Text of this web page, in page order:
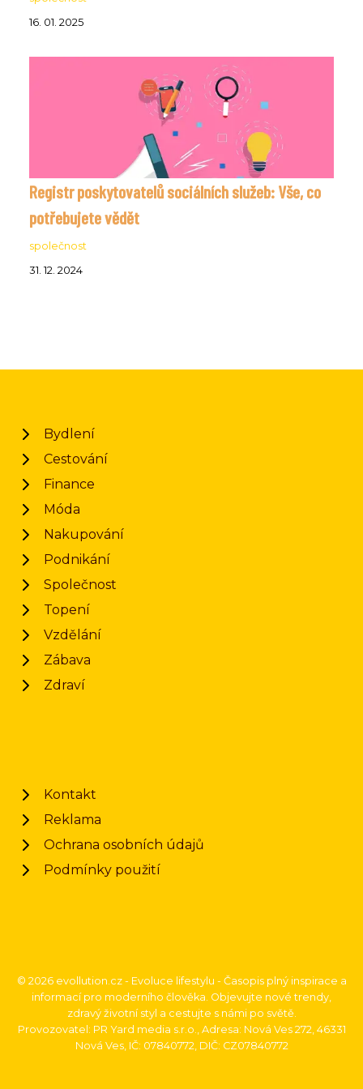
16. 01. 2025
Registr poskytovatelů sociálních služeb: Vše, co
potřebujete vědět
společnost
31. 12. 2024
Bydlení
Cestování
Finance
Móda
Nakupování
Podnikání
Společnost
Topení
Vzdělání
Zábava
Zdraví
Kontakt
Reklama
Ochrana osobních údajů
Podmínky použití
© 2026 evollution.cz - Evoluce lifestylu - Časopis plný inspirace a
informací pro moderního člověka. Objevujte nové trendy,
zdravý životní styl a cestujte s námi po světě.
Provozovatel: PR Yard media s.r.o., Adresa: Nová Ves 272, 46331
Nová Ves, IČ: 07840772, DIČ: CZ07840772